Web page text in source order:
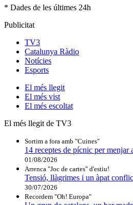
* Dades de les últimes 24h
Publicitat
TV3
Catalunya Ràdio
Notícies
Esports
El més llegit
El més vist
El més escoltat
El més llegit de TV3
Sortim a fora amb "Cuines"
14 receptes de pícnic per menjar
01/08/2026
Arrenca "Joc de cartes" d'estiu!
Tensió, llàgrimes i un àpat
30/07/2026
Recordem "Oh! Europa"